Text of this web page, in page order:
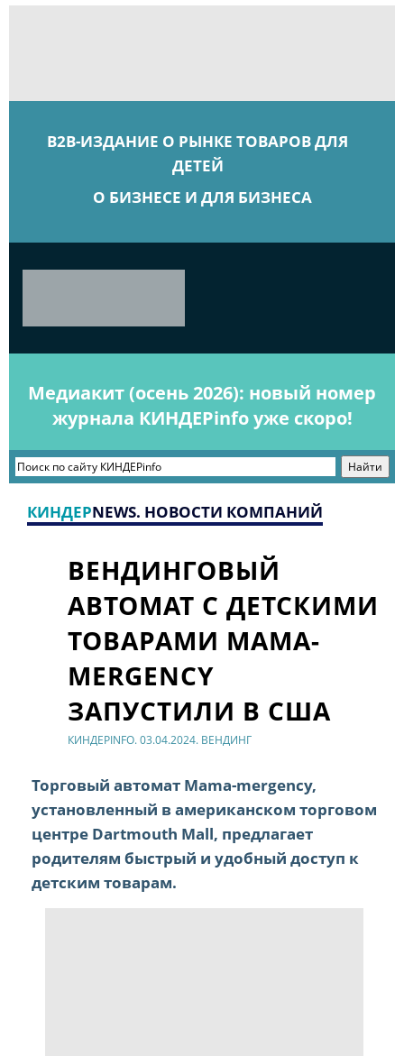
B2B-ИЗДАНИЕ О РЫНКЕ ТОВАРОВ ДЛЯ
ДЕТЕЙ
О БИЗНЕСЕ И ДЛЯ БИЗНЕСА
Медиакит (осень 2026): новый номер
журнала КИНДЕРinfo уже скоро!
КИНДЕРNEWS. НОВОСТИ КОМПАНИЙ
ВЕНДИНГОВЫЙ
АВТОМАТ С ДЕТСКИМИ
ТОВАРАМИ MAMA-
MERGENCY
ЗАПУСТИЛИ В США
КИНДЕРINFO. 03.04.2024. ВЕНДИНГ
Торговый автомат Mama-mergency,
установленный в американском торговом
центре Dartmouth Mall, предлагает
родителям быстрый и удобный доступ к
детским товарам.